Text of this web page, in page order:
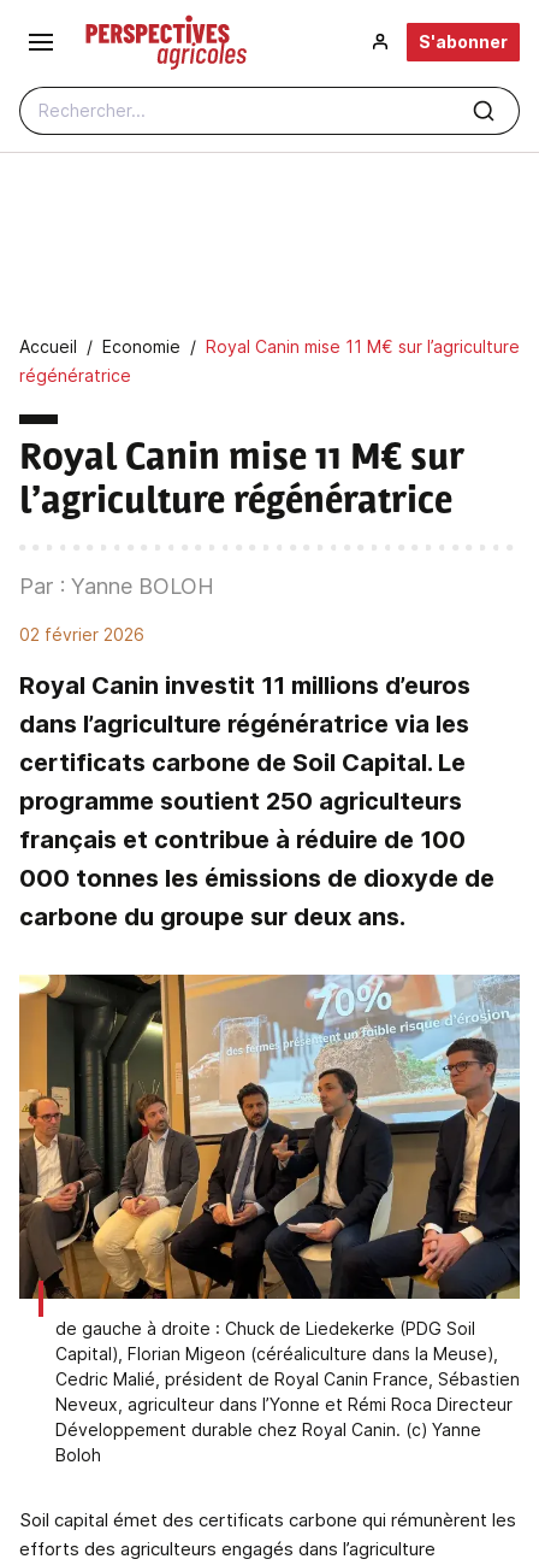
Aller au contenu principal
Rechercher...
S'abonner
Fil d'Ariane
Accueil Economie
Royal Canin mise 11 M€ sur l’agriculture
régénératrice
Royal Canin mise 11 M€ sur
l’agriculture régénératrice
Par : Yanne BOLOH
02 février 2026
Royal Canin investit 11 millions d’euros
dans l’agriculture régénératrice via les
certificats carbone de Soil Capital. Le
programme soutient 250 agriculteurs
français et contribue à réduire de 100
000 tonnes les émissions de dioxyde de
carbone du groupe sur deux ans.
de gauche à droite : Chuck de Liedekerke (PDG Soil
Capital), Florian Migeon (céréaliculture dans la Meuse),
Cedric Malié, président de Royal Canin France, Sébastien
Neveux, agriculteur dans l’Yonne et Rémi Roca Directeur
Développement durable chez Royal Canin. (c) Yanne
Boloh
Soil capital émet des certificats carbone qui rémunèrent les
efforts des agriculteurs engagés dans l’agriculture